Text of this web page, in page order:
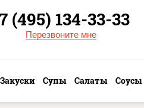
(495) 134-33-33
Перезвоните мне
Закуски Супы Салаты Соусы